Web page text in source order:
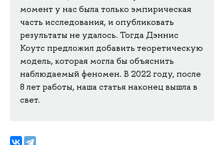
момент у нас была только эмпирическая
часть исследования, и опубликовать
результаты не удалось. Тогда Дэннис
Коутс предложил добавить теоретическую
модель, которая могла бы объяснить
наблюдаемый феномен. В 2022 году, после
8 лет работы, наша статья наконец вышла в
свет.